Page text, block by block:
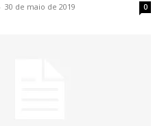
- 30 de maio de 2019 0